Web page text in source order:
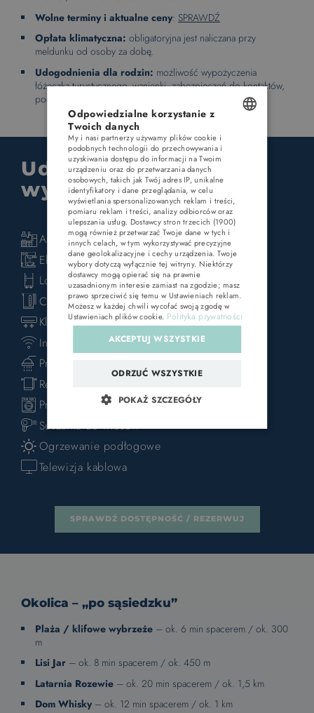
Wolne terminy i aktualne ceny: SPRAWDŹ
Opłata klimatyczna: obligatoryjna jest naliczana przy
meldunku od osoby za dobę.
Udogodnienia dla rodzin: możliwość wypożyczenia
łóżeczka turystycznego, wanienki, zabezpieczeń do kontaktów,
podnóżka do łazienki.
Udogodnienia i
wyposażenie
Aneks kuchenny
Ekspres do kawy
Lodówka
Czajnik bezprzewodowy
Klimatyzacja
Internet bezprzewodowy
Prysznic
Ręczniki
Pralka
Suszarka do włosów
Ogrzewanie podłogowe
Telewizja kablowa
SPRAWDŹ DOSTĘPNOŚĆ / REZERWUJ
Okolica – „po sąsiedzku”
Plaża / klifowe wybrzeże – ok. 6 min spacerem / ok. 300
m
Lisi Jar – ok. 8 min spacerem / ok. 450 m
Latarnia Rozewie – ok. 20 min spacerem / ok. 1,5 km
Dom Whisky – ok. 12 min spacerem / ok. 1 km
POLISH
ENGLISH
CZECH
Odpowiedzialne korzystanie z
Twoich danych
My i nasi partnerzy używamy plików cookie i
podobnych technologii do przechowywania i
uzyskiwania dostępu do informacji na Twoim
urządzeniu oraz do przetwarzania danych
osobowych, takich jak Twój adres IP, unikalne
identyfikatory i dane przeglądania, w celu
wyświetlania spersonalizowanych reklam i treści,
pomiaru reklam i treści, analizy odbiorców oraz
ulepszania usług. Dostawcy stron trzecich (1900)
mogą również przetwarzać Twoje dane w tych i
innych celach, w tym wykorzystywać precyzyjne
dane geolokalizacyjne i cechy urządzenia. Twoje
wybory dotyczą wyłącznie tej witryny. Niektórzy
dostawcy mogą opierać się na prawnie
uzasadnionym interesie zamiast na zgodzie; masz
prawo sprzeciwić się temu wUstawieniach reklam.
Możesz w każdej chwili wycofać swoją zgodę w
Ustawieniach plików cookie. Polityka prywatności
AKCEPTUJ WSZYSTKIE
ODRZUĆ WSZYSTKIE
POKAŻ SZCZEGÓŁY